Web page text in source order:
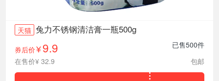
天猫 兔力不锈钢清洁膏一瓶500g
券后价¥ 9.9
已售500件
在售价¥ 32.9
包邮